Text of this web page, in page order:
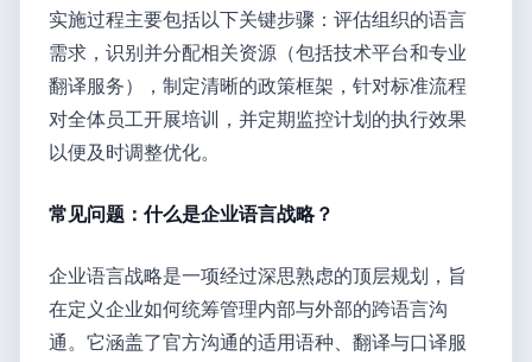
实施过程主要包括以下关键步骤：评估组织的语言
需求，识别并分配相关资源（包括技术平台和专业
翻译服务），制定清晰的政策框架，针对标准流程
对全体员工开展培训，并定期监控计划的执行效果
以便及时调整优化。
常见问题：什么是企业语言战略？
企业语言战略是一项经过深思熟虑的顶层规划，旨
在定义企业如何统筹管理内部与外部的跨语言沟
通。它涵盖了官方沟通的适用语种、翻译与口译服